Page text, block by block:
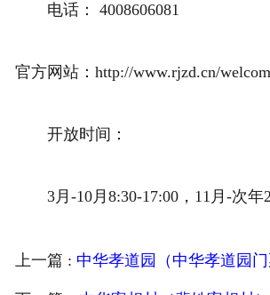
电话： 4008606081
官方网站：http://www.rjzd.cn/
开放时间：
3月-10月8:30-17:00，11月-次年2
上一篇 : 中华孝道园（中华孝道园门